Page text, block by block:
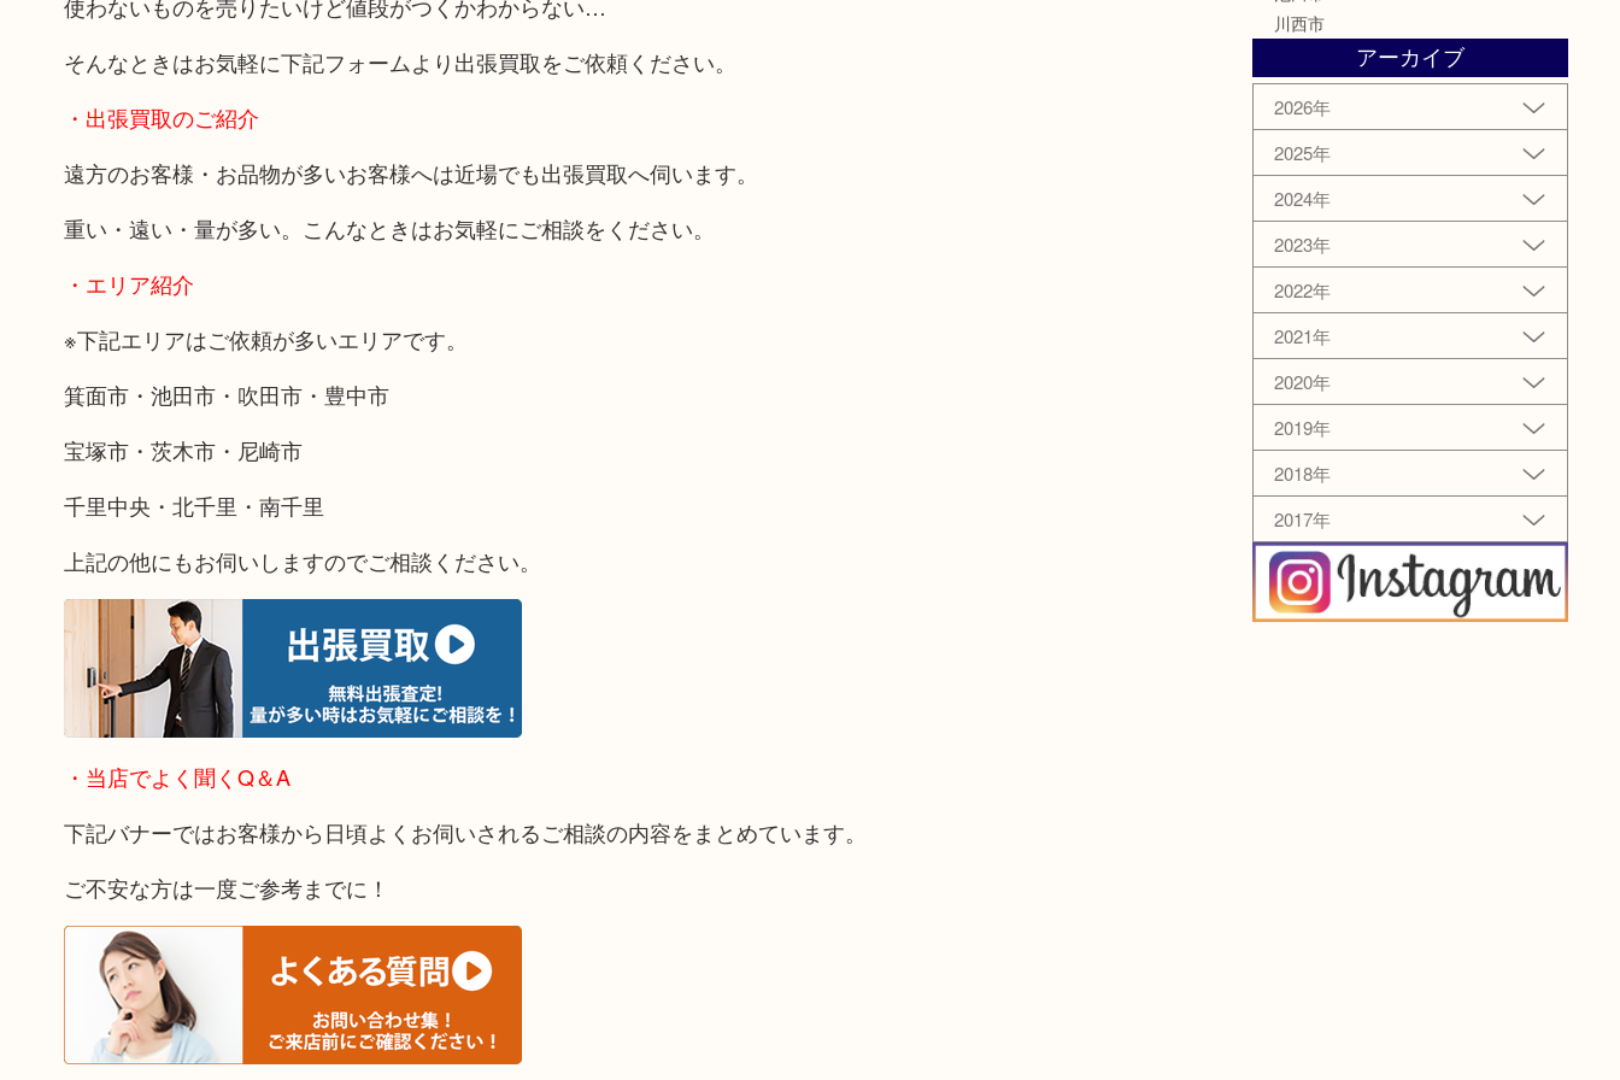
そんなときはお気軽に下記フォームより出張買取をご依頼ください。
・出張買取のご紹介
遠方のお客様・お品物が多いお客様へは近場でも出張買取へ伺います。
重い・遠い・量が多い。こんなときはお気軽にご相談をください。
・エリア紹介
※下記エリアはご依頼が多いエリアです。
箕面市・池田市・吹田市・豊中市
宝塚市・茨木市・尼崎市
千里中央・北千里・南千里
上記の他にもお伺いしますのでご相談ください。
・当店でよく聞くQ＆A
下記バナーではお客様から日頃よくお伺いされるご相談の内容をまとめています。
ご不安な方は一度ご参考までに！
川西市
アーカイブ
2026年
2025年
2024年
2023年
2022年
2021年
2020年
2019年
2018年
2017年